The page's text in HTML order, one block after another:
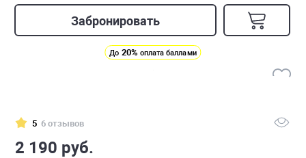
Забронировать
До 20% оплата баллами
5 6 отзывов
2 190 руб.